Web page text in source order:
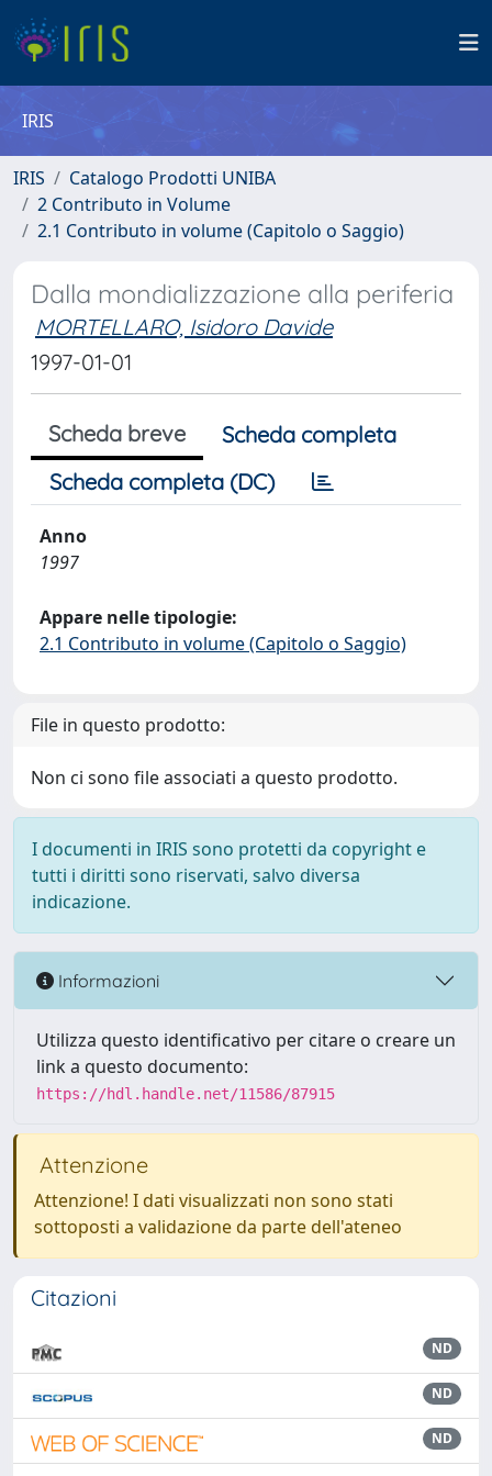
IRIS
IRIS
Catalogo Prodotti UNIBA
2 Contributo in Volume
2.1 Contributo in volume (Capitolo o Saggio)
Dalla mondializzazione alla periferia
MORTELLARO, Isidoro Davide
1997-01-01
Scheda breve
Scheda completa
Scheda completa (DC)
Anno
1997
Appare nelle tipologie:
2.1 Contributo in volume (Capitolo o Saggio)
File in questo prodotto:
Non ci sono file associati a questo prodotto.
I documenti in IRIS sono protetti da copyright e
tutti i diritti sono riservati, salvo diversa
indicazione.
Informazioni
Utilizza questo identificativo per citare o creare un
link a questo documento:
https://hdl.handle.net/11586/87915
Attenzione
Attenzione! I dati visualizzati non sono stati
sottoposti a validazione da parte dell'ateneo
Citazioni
ND
ND
ND